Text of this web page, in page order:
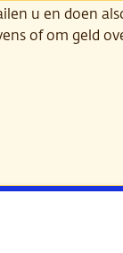
u en doen
of om geld